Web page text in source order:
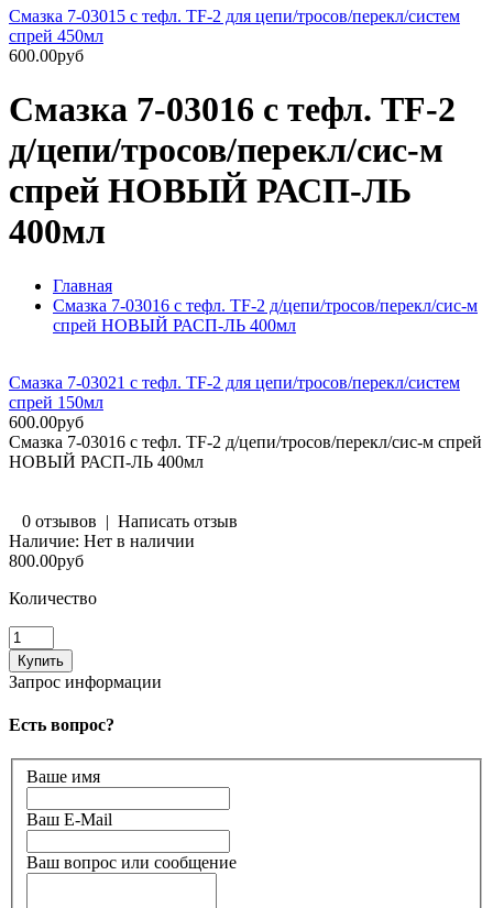
Смазка 7-03015 с тефл. TF-2 для цепи/тросов/перекл/систем
спрей 450мл
600.00руб
Смазка 7-03016 с тефл. TF-2
д/цепи/тросов/перекл/сис-м
спрей НОВЫЙ РАСП-ЛЬ
400мл
Главная
Смазка 7-03016 с тефл. TF-2 д/цепи/тросов/перекл/сис-м
спрей НОВЫЙ РАСП-ЛЬ 400мл
Смазка 7-03021 с тефл. TF-2 для цепи/тросов/перекл/систем
спрей 150мл
600.00руб
Смазка 7-03016 с тефл. TF-2 д/цепи/тросов/перекл/сис-м спрей
НОВЫЙ РАСП-ЛЬ 400мл
0 отзывов | Написать отзыв
Наличие: Нет в наличии
800.00руб
Количество
Запрос информации
Есть вопрос?
Ваше имя
Ваш E-Mail
Ваш вопрос или сообщение